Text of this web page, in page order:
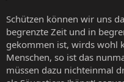
Schützen können wir uns
begrenzte Zeit und in
gekommen ist, wirds wohl
Menschen, so ist das
müssen dazu nichteinmal